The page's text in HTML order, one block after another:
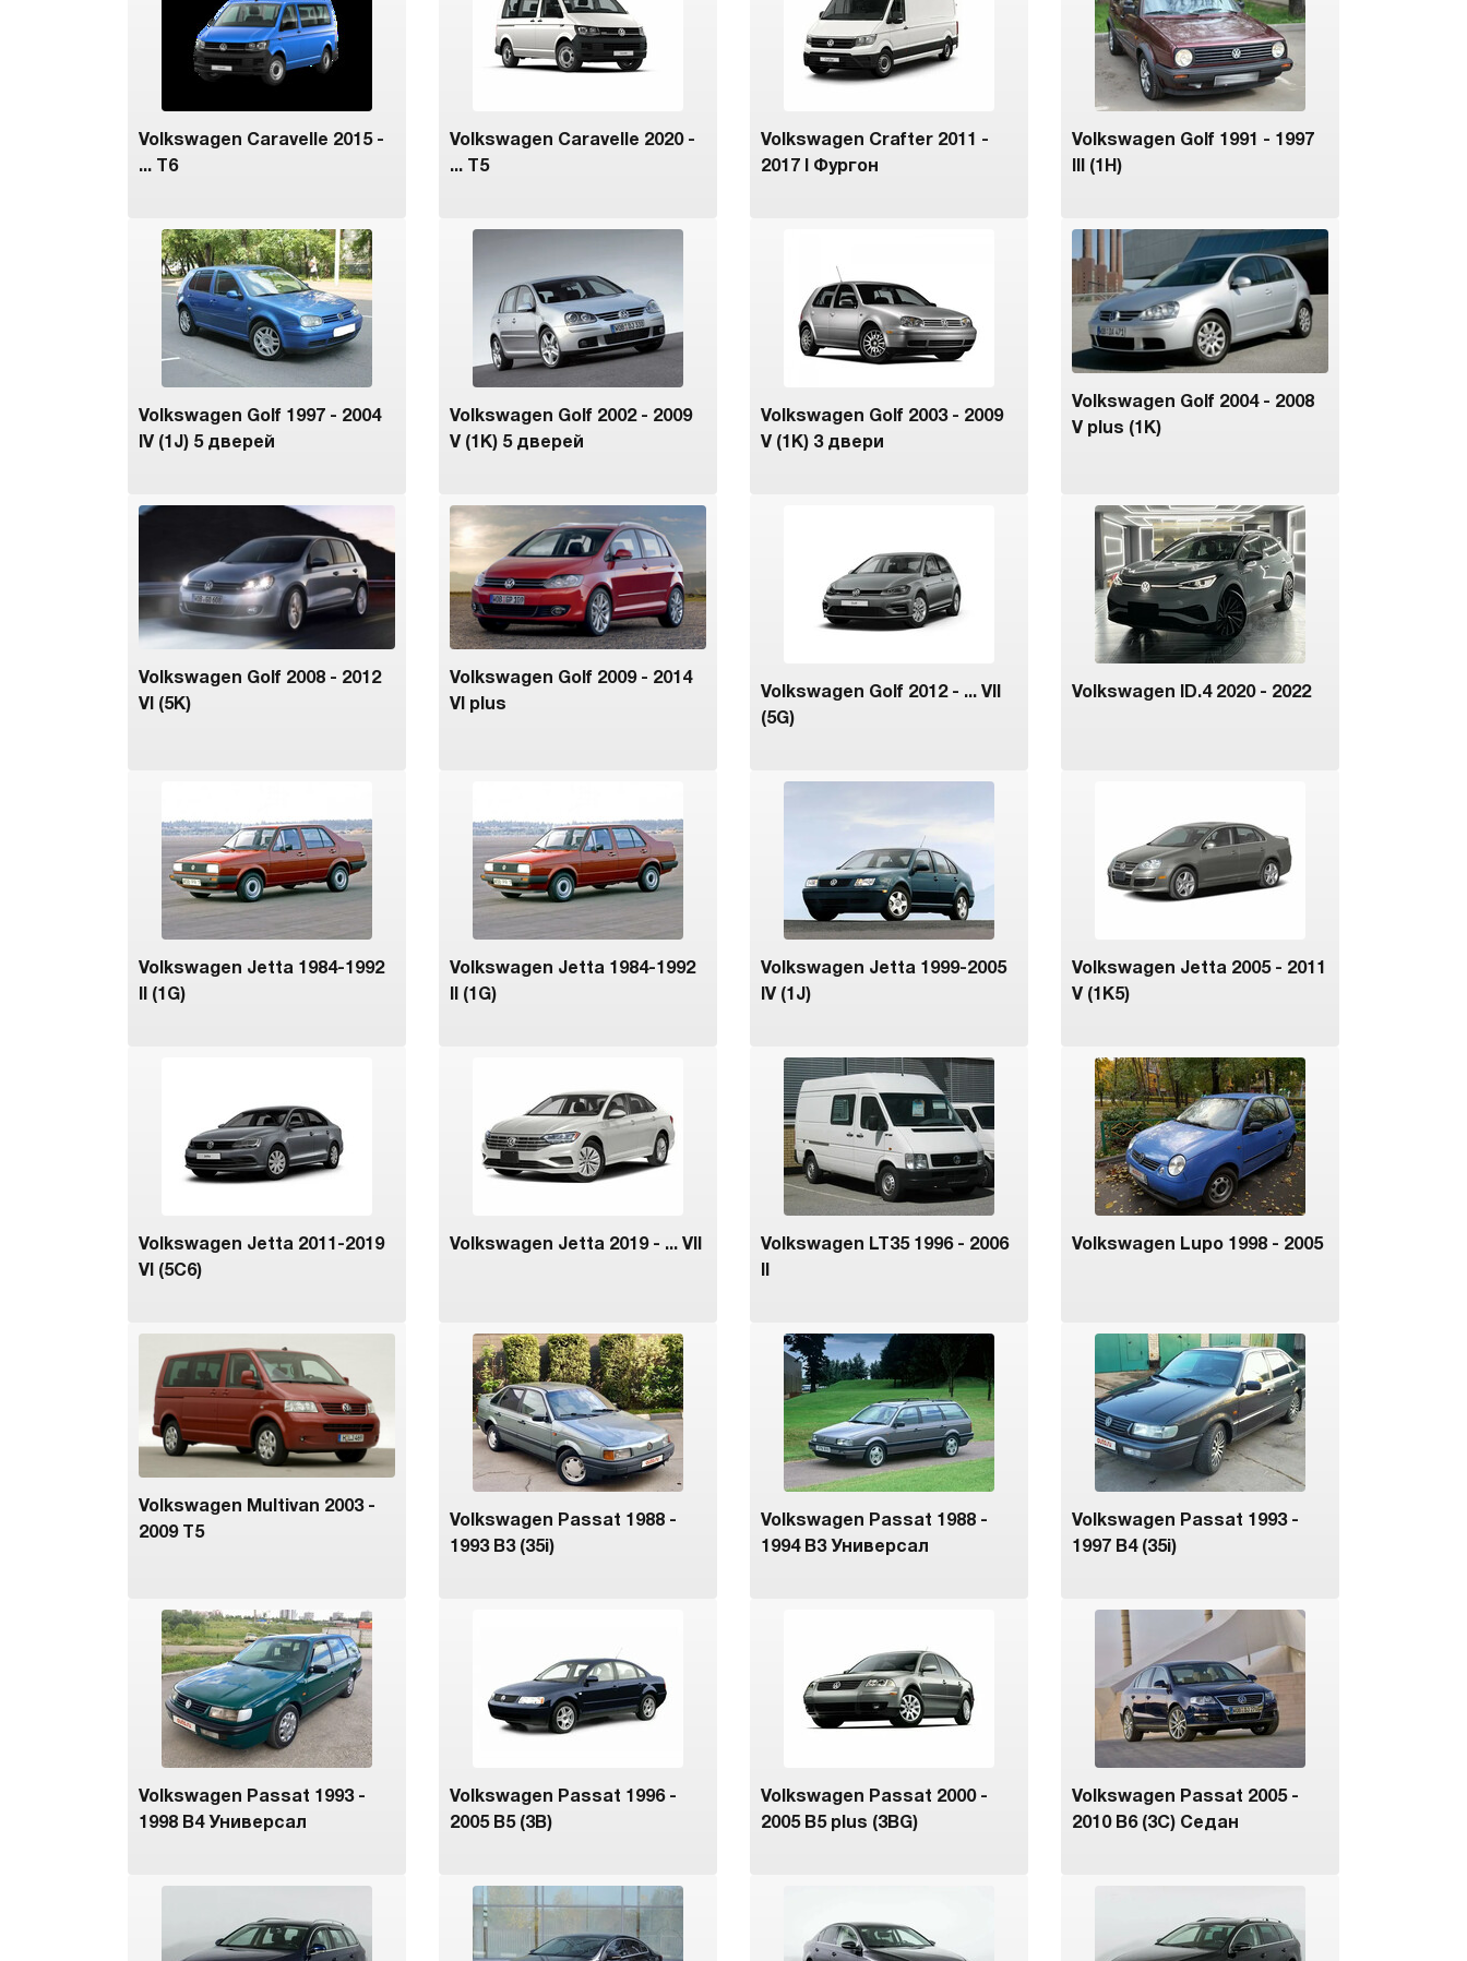
Volkswagen Caravelle 2015 -
... T6
Volkswagen Caravelle 2020 -
... T5
Volkswagen Crafter 2011 -
2017 I Фургон
Volkswagen Golf 1991 - 1997
III (1H)
Volkswagen Golf 1997 - 2004
IV (1J) 5 дверей
Volkswagen Golf 2002 - 2009
V (1K) 5 дверей
Volkswagen Golf 2003 - 2009
V (1K) 3 двери
Volkswagen Golf 2004 - 2008
V plus (1K)
Volkswagen Golf 2008 - 2012
VI (5K)
Volkswagen Golf 2009 - 2014
VI plus
Volkswagen Golf 2012 - ... VII
(5G)
Volkswagen ID.4 2020 - 2022
Volkswagen Jetta 1984-1992
II (1G)
Volkswagen Jetta 1984-1992
II (1G)
Volkswagen Jetta 1999-2005
IV (1J)
Volkswagen Jetta 2005 - 2011
V (1K5)
Volkswagen Jetta 2011-2019
VI (5C6)
Volkswagen Jetta 2019 - ... VII
Volkswagen LT35 1996 - 2006
Volkswagen Lupo 1998 - 2005
Volkswagen Multivan 2003 -
2009 T5
Volkswagen Passat 1988 -
1993 B3 (35i)
Volkswagen Passat 1988 -
1994 B3 Универсал
Volkswagen Passat 1993 -
1997 B4 (35i)
Volkswagen Passat 1993 -
1998 B4 Универсал
Volkswagen Passat 1996 -
2005 B5 (3B)
Volkswagen Passat 2000 -
2005 B5 plus (3BG)
Volkswagen Passat 2005 -
2010 B6 (3C) Седан